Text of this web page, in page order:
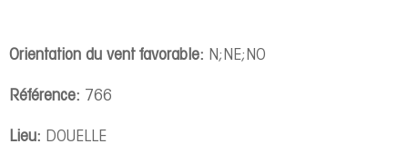
Orientation du vent favorable: N;NE;NO
Référence: 766
Lieu: DOUELLE